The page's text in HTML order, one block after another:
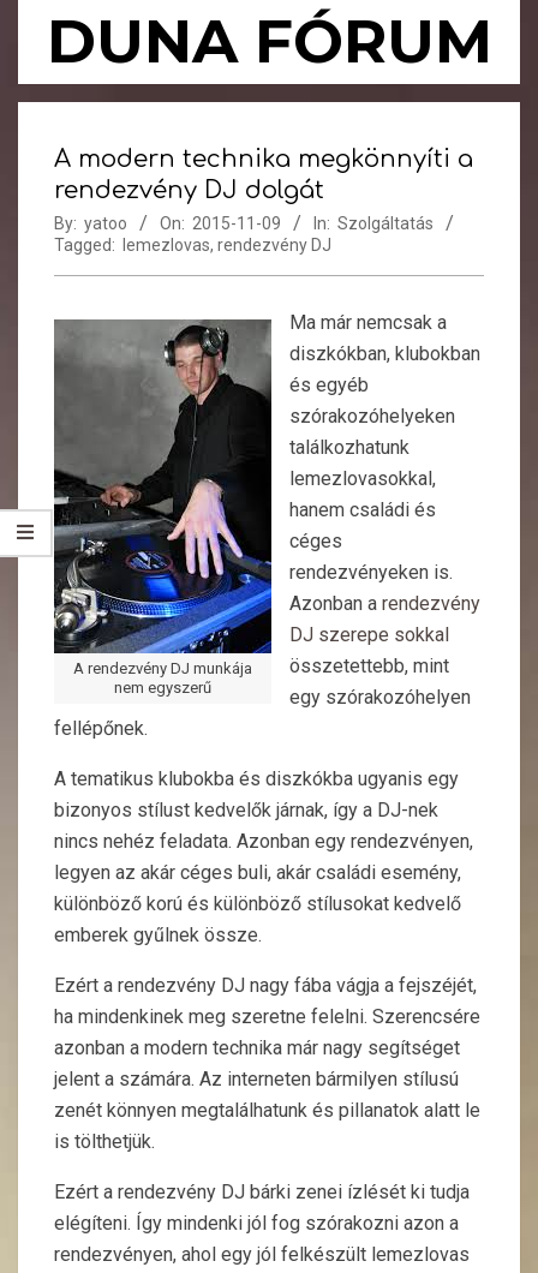
DUNA FÓRUM
Primary
MenuA modern technika megkönnyíti a
rendezvény DJ dolgát
By: yatoo On: 2015-11-09 In: Szolgáltatás
Tagged:
lemezlovas, rendezvény DJ
A rendezvény DJ munkája
nem egyszerű
Ma már nemcsak a
diszkókban, klubokban
és egyéb
szórakozóhelyeken
találkozhatunk
lemezlovasokkal,
hanem családi és
céges
rendezvényeken is.
Azonban a rendezvény
DJ szerepe sokkal
összetettebb, mint
egy szórakozóhelyen
fellépőnek.
A tematikus klubokba és diszkókba ugyanis egy
bizonyos stílust kedvelők járnak, így a DJ-nek
nincs nehéz feladata. Azonban egy rendezvényen,
legyen az akár céges buli, akár családi esemény,
különböző korú és különböző stílusokat kedvelő
emberek gyűlnek össze.
Ezért a rendezvény DJ nagy fába vágja a fejszéjét,
ha mindenkinek meg szeretne felelni. Szerencsére
azonban a modern technika már nagy segítséget
jelent a számára. Az interneten bármilyen stílusú
zenét könnyen megtalálhatunk és pillanatok alatt le
is tölthetjük.
Ezért a rendezvény DJ bárki zenei ízlését ki tudja
elégíteni. Így mindenki jól fog szórakozni azon a
rendezvényen, ahol egy jól felkészült lemezlovas